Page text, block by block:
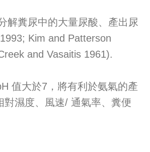
糞尿中的大量尿酸、產出尿
Kim and Patterson
and Vasaitis 1961).
值大於7，將有利於氨氣的產
濕度、風速/ 通氣率、糞便